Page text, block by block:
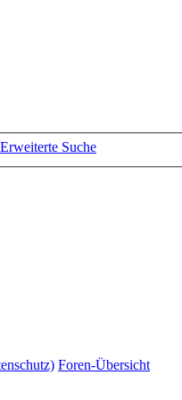
Erweiterte Suche
Foren-Übersicht